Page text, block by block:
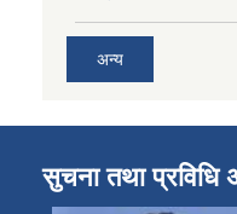
अन्य
सुचना तथा प्रविधि